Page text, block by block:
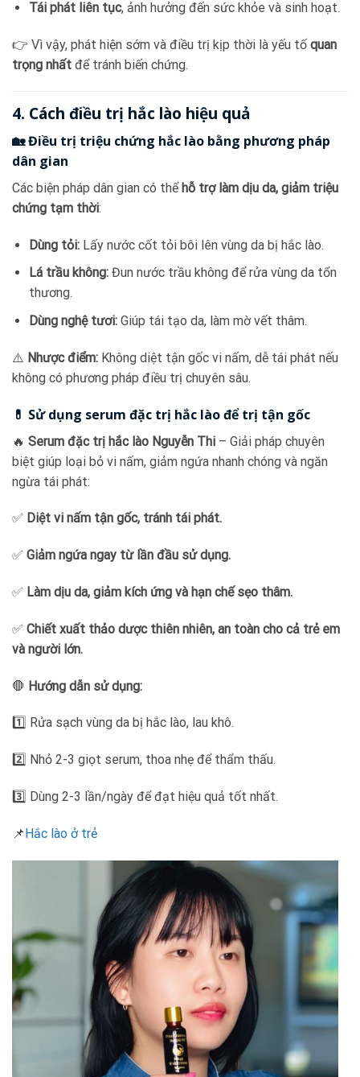
Tái phát liên tục, ảnh hưởng đến sức khỏe và sinh hoạt.
👉 Vì vậy, phát hiện sớm và điều trị kịp thời là yếu tố quan
trọng nhất để tránh biến chứng.
4. Cách điều trị hắc lào hiệu quả
🏡 Điều trị triệu chứng hắc lào bằng phương pháp
dân gian
Các biện pháp dân gian có thể hỗ trợ làm dịu da, giảm triệu
chứng tạm thời:
Dùng tỏi:Lấy nước cốt tỏi bôi lên vùng da bị hắc lào.
Lá trầu không:Đun nước trầu không để rửa vùng da tổn
thương.
Dùng nghệ tươi:Giúp tái tạo da, làm mờ vết thâm.
⚠️ Nhược điểm: Không diệt tận gốc vi nấm, dễ tái phát nếu
không có phương pháp điều trị chuyên sâu.
💊 Sử dụng serum đặc trị hắc lào để trị tận gốc
🔥 Serum đặc trị hắc lào Nguyễn Thi – Giải pháp chuyên
biệt giúp loại bỏ vi nấm, giảm ngứa nhanh chóng và ngăn
ngừa tái phát:
✅ Diệt vi nấm tận gốc, tránh tái phát.
✅ Giảm ngứa ngay từ lần đầu sử dụng.
✅ Làm dịu da, giảm kích ứng và hạn chế sẹo thâm.
✅ Chiết xuất thảo dược thiên nhiên, an toàn cho cả trẻ em
và người lớn.
🛑 Hướng dẫn sử dụng:
1️⃣ Rửa sạch vùng da bị hắc lào, lau khô.
2️⃣ Nhỏ 2-3 giọt serum, thoa nhẹ để thẩm thấu.
3️⃣ Dùng 2-3 lần/ngày để đạt hiệu quả tốt nhất.
📌Hắc lào ở trẻ